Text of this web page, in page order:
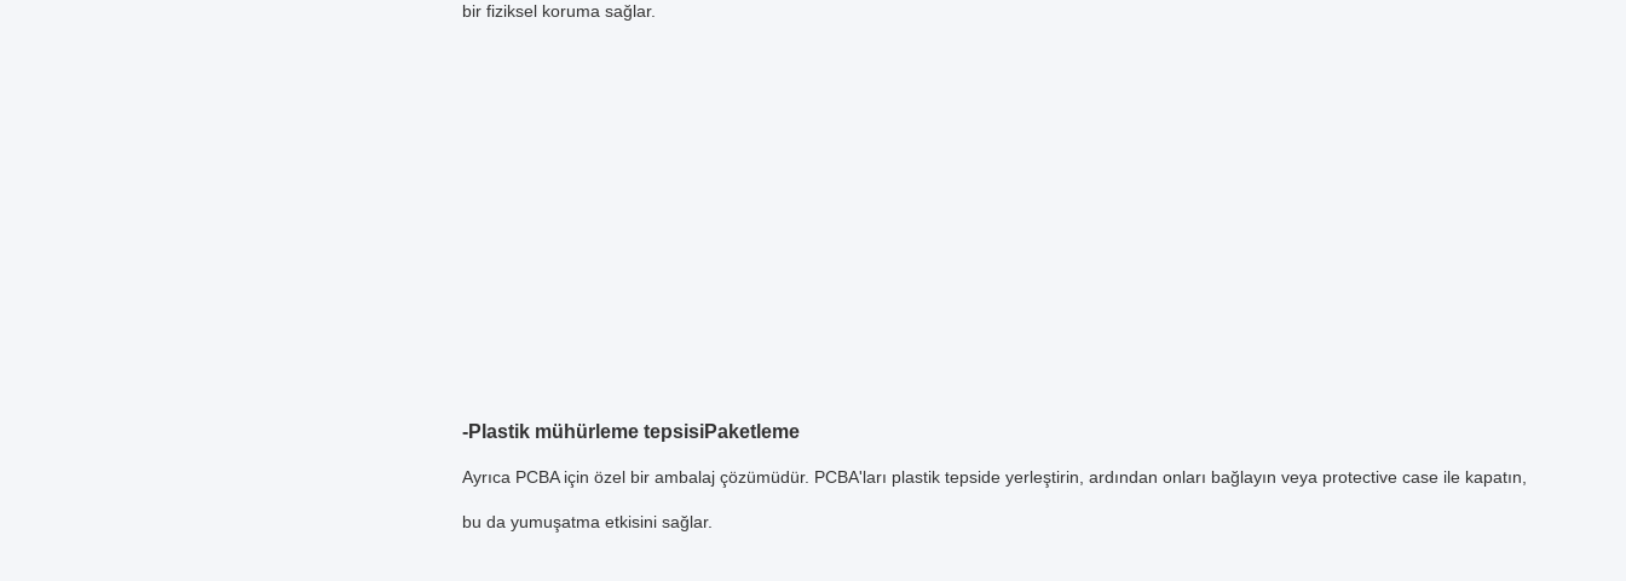
bir fiziksel koruma sağlar.
-Plastik mühürleme tepsisiPaketleme
Ayrıca PCBA için özel bir ambalaj çözümüdür. PCBA'ları plastik tepside yerleştirin, ardından onları bağlayın veya protective case ile kapatın,
bu da yumuşatma etkisini sağlar.